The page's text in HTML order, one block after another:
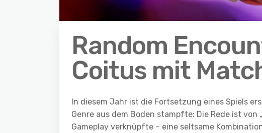
Random
Coitus mit
In diesem Jahr ist die Fortsetzung eines Spiels
Genre aus dem Boden stampfte: Die Rede ist von „
Gameplay verknüpfte – eine seltsame